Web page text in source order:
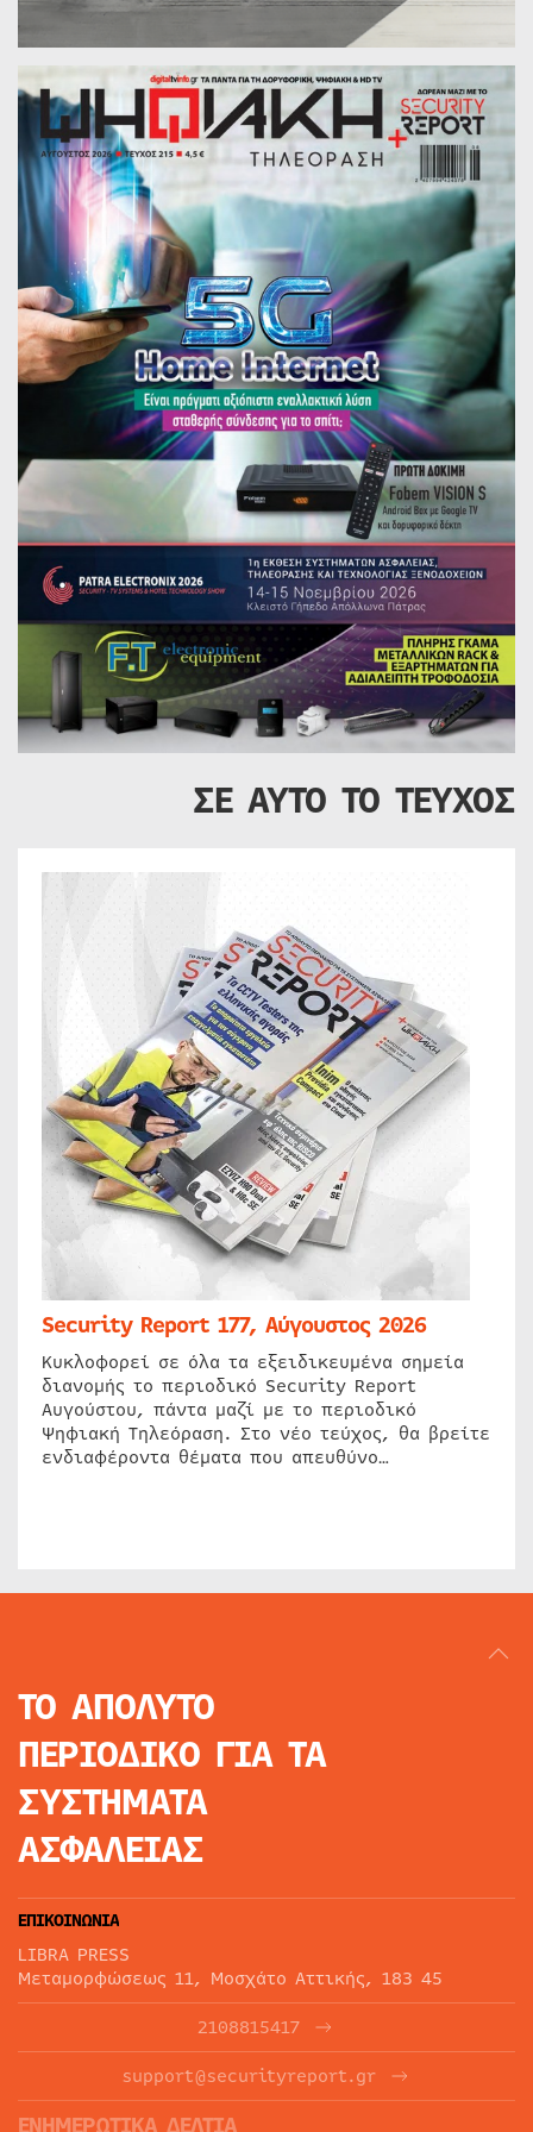
ΣΕ ΑΥΤΟ ΤΟ ΤΕΥΧΟΣ
Security Report 177, Αύγουστος 2026
Κυκλοφορεί σε όλα τα εξειδικευμένα σημεία
διανομής το περιοδικό Security Report
Αυγούστου, πάντα μαζί με το περιοδικό
Ψηφιακή Τηλεόραση. Στο νέο τεύχος, θα βρείτε
ενδιαφέροντα θέματα που απευθύνο…
ΤΟ ΑΠΟΛΥΤΟ
ΠΕΡΙΟΔΙΚΟ ΓΙΑ ΤΑ
ΣΥΣΤΗΜΑΤΑ
ΑΣΦΑΛΕΙΑΣ
ΕΠΙΚΟΙΝΩΝΙΑ
LIBRA PRESS
Μεταμορφώσεως 11, Μοσχάτο Αττικής, 183 45
2108815417
support@securityreport.gr